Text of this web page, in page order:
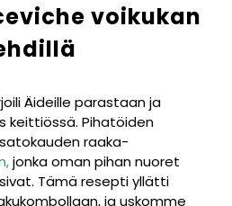
voikukan
Äideille parastaan ja
keittiössä. Pihatöiden
raaka-
jonka omanpihan nuoret
Tämä resepti yllätti
ja uskomme